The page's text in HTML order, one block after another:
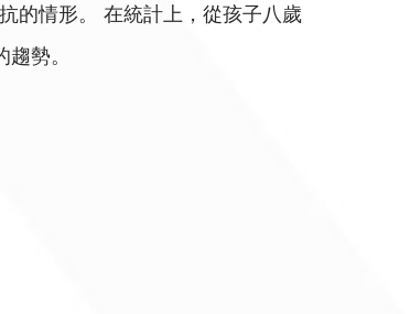
的情形。 在統計上，從孩子八歲
趨勢。